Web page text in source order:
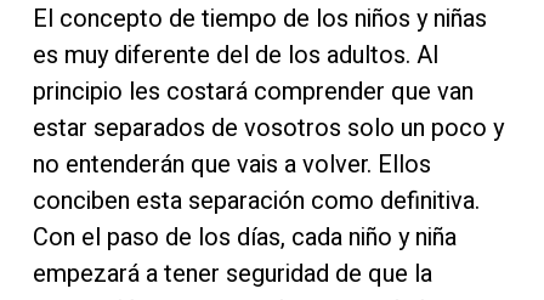
El concepto de tiempo de los niños y niñas
es muy diferente del de los adultos. Al
principio les costará comprender que van
estar separados de vosotros solo un poco y
no entenderán que vais a volver. Ellos
conciben esta separación como definitiva.
Con el paso de los días, cada niño y niña
empezará a tener seguridad de que la